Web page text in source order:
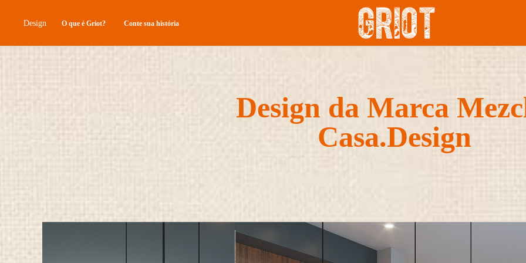
Design O que é Griot? Conte sua história
Design da Marca
Casa.Design